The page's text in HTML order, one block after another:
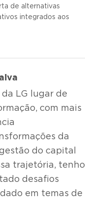
de alternativas
integrados aos
LG lugar de
com mais
da
do capital
trajetória, tenho
desafios
em temas de